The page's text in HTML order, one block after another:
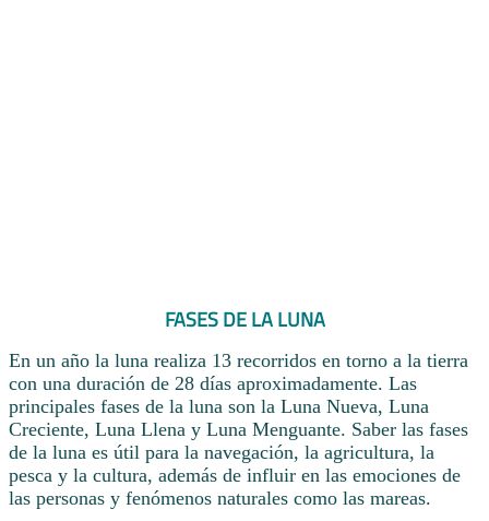
FASES DE LA LUNA
En un año la luna realiza 13 recorridos en torno a la tierra
con una duración de 28 días aproximadamente. Las
principales fases de la luna son la Luna Nueva, Luna
Creciente, Luna Llena y Luna Menguante. Saber las fases
de la luna es útil para la navegación, la agricultura, la
pesca y la cultura, además de influir en las emociones de
las personas y fenómenos naturales como las mareas.